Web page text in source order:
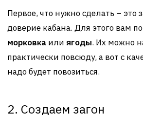
Первое, что нужно сделать – это
доверие кабана. Для этого вам
морковка или ягоды. Их можно
практически повсюду, а вот с
надо будет повозиться.
2. Создаем загон